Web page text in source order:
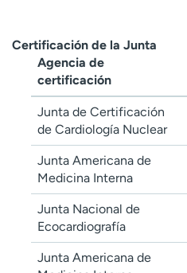
Certificación de la Junta
Agencia de
certificación
Junta de Certificación
de Cardiología Nuclear
Junta Americana de
Medicina Interna
Junta Nacional de
Ecocardiografía
Junta Americana de